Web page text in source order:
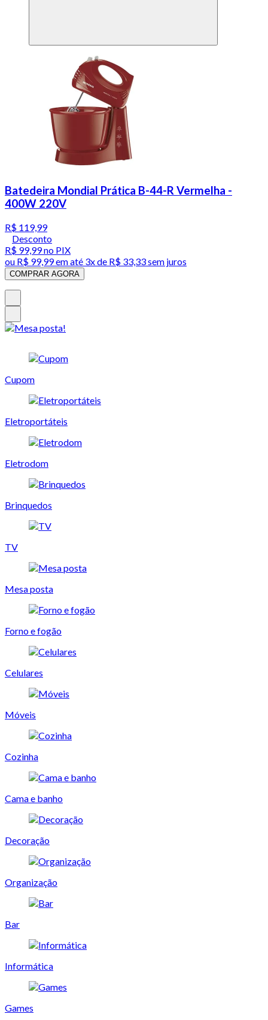
Batedeira Mondial Prática B-44-R Vermelha -
400W 220V
R$ 119,99
Desconto
R$ 99,99no PIX
ou R$ 99,99em até 3x de R$ 33,33 sem juros
COMPRAR AGORA
Cupom
Eletroportáteis
Eletrodom
Brinquedos
TV
Mesa posta
Forno e fogão
Celulares
Móveis
Cozinha
Cama e banho
Decoração
Organização
Bar
Informática
Games